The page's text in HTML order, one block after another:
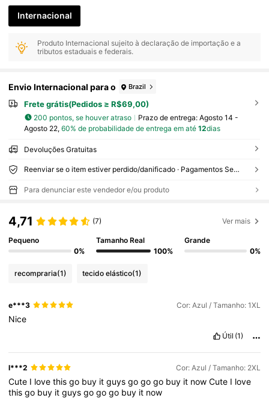
Internacional
Produto Internacional sujeito à declaração de importação e a
tributos estaduais e federais.
Envio Internacional para o Brazil
Frete grátis(Pedidos ≥ R$69,00)
200 pontos, se houver atraso Prazo de entrega: Agosto 14 -
Agosto 22, 60% de probabilidade de entrega em até 12dias
Devoluções Gratuitas
Reenviar se o item estiver perdido/danificado · Pagamentos Seguros · Proteção de privacidade
Para denunciar este vendedor e/ou produto
4,71 (7) Ver mais
Pequeno
0%
Tamanho Real
100%
Grande
0%
recompraria(1) tecido elástico(1)
e***3 Cor: Azul / Tamanho: 1XL
Nice
Útil (1)
l***2 Cor: Azul / Tamanho: 2XL
Cute I lovethisgo buy itguysgogogo buy it nowCute I love
thisgo buy itguysgogogo buy it now